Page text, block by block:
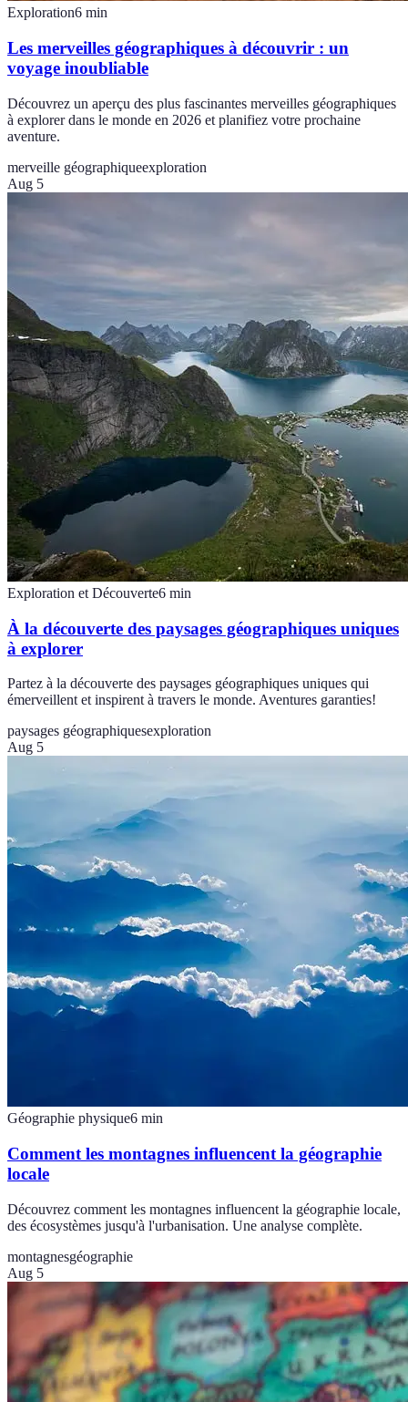
Exploration6 min
Les merveilles géographiques à découvrir : un
voyage inoubliable
Découvrez un aperçu des plus fascinantes merveilles géographiques
à explorer dans le monde en 2026 et planifiez votre prochaine
aventure.
merveille géographiqueexploration
Aug 5
Exploration et Découverte6 min
À la découverte des paysages géographiques uniques
à explorer
Partez à la découverte des paysages géographiques uniques qui
émerveillent et inspirent à travers le monde. Aventures garanties!
paysages géographiquesexploration
Aug 5
Géographie physique6 min
Comment les montagnes influencent la géographie
locale
Découvrez comment les montagnes influencent la géographie locale,
des écosystèmes jusqu'à l'urbanisation. Une analyse complète.
montagnesgéographie
Aug 5